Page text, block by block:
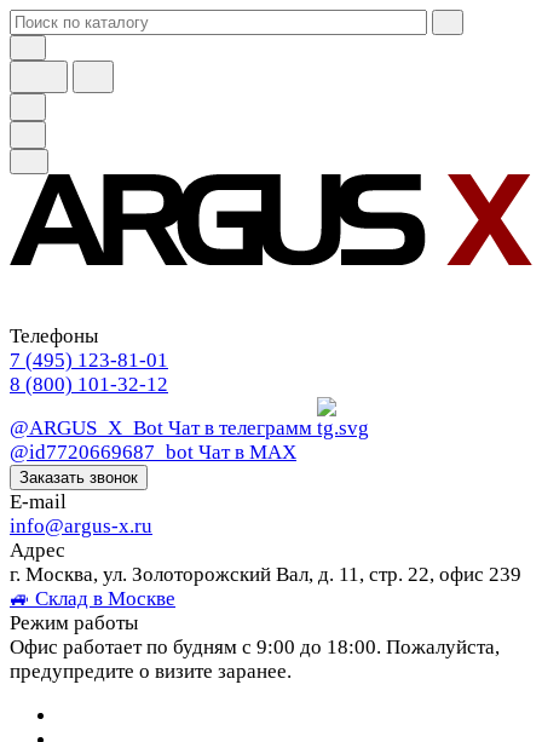
Телефоны
7 (495) 123-81-01
8 (800) 101-32-12
@ARGUS_X_Bot Чат в телеграмм
@id7720669687_bot Чат в МАХ
Заказать звонок
E-mail
info@argus-x.ru
Адрес
г. Москва, ул. Золоторожский Вал, д. 11, стр. 22, офис 239
🚙 Склад в Москве
Режим работы
Офис работает по будням с 9:00 до 18:00. Пожалуйста,
предупредите о визите заранее.